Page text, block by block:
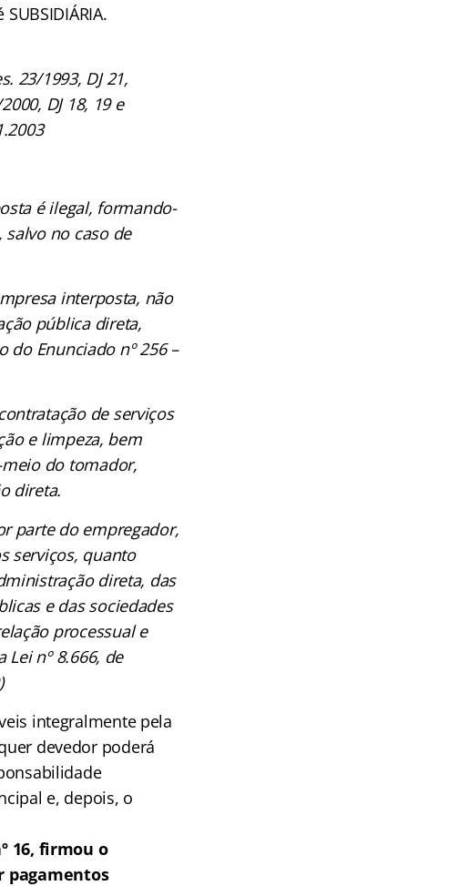
23/1993, DJ 21,
DJ 18, 19 e
é ilegal, formando-
no caso de
interposta, não
pública direta,
do Enunciado nº 256 –
de serviços
e limpeza, bem
do tomador,
direta.
parte do empregador,
serviços, quanto
direta, das
e das sociedades
processual e
nº 8.666, de
integralmente pela
devedor poderá
e, depois, o
16, firmou o
pagamentos